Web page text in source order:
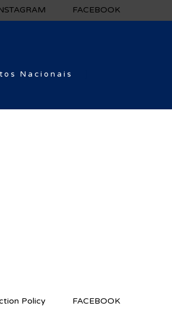
FACEBOOK
Nacionais
FACEBOOK
Policy